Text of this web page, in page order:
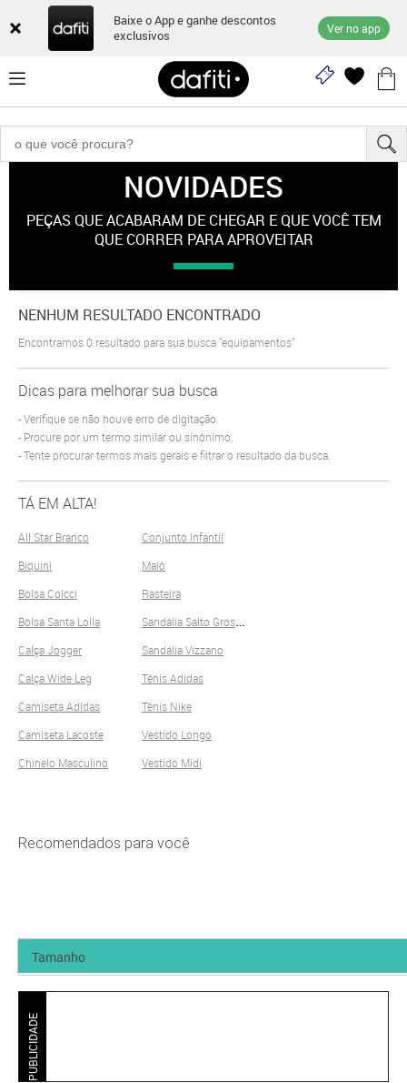
Baixe o App e ganhe descontos
exclusivos
Ver no app
NOVIDADES
PEÇAS QUE ACABARAM DE CHEGAR E QUE VOCÊ TEM
QUE CORRER PARA APROVEITAR
NENHUM RESULTADO ENCONTRADO
Encontramos0 resultado para sua busca"equipamentos"
Dicas para melhorar sua busca
Verifique se não houve erro de digitação.
Procure por um termo similar ou sinônimo.
Tente procurar termos mais gerais e filtrar o resultado da busca.
TÁ EM ALTA!
All Star Branco
Biquini
Bolsa Colcci
Bolsa Santa Lolla
Calça Jogger
Calça Wide Leg
Camiseta Adidas
Camiseta Lacoste
Chinelo Masculino
Conjunto Infantil
Maiô
Rasteira
S
andália Salto Grosso
Sandália Vizzano
Tênis Adidas
Tênis Nike
Vestido Longo
Vestido Midi
Recomendados para você
PUBLICIDADE